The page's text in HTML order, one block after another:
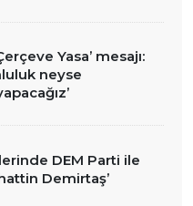
Yasa’ mesajı:
neyse
DEM Parti ile
Demirtaş’